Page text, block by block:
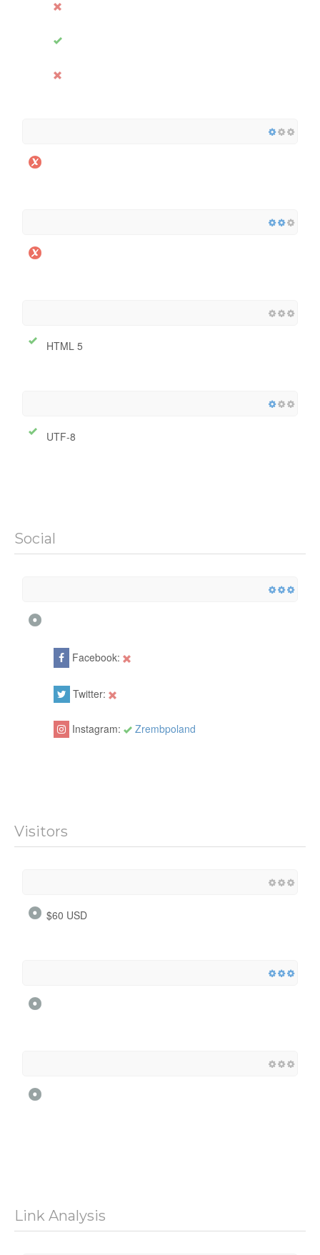
HTML 5
UTF-8
Social
Facebook:
Twitter:
Instagram: Zrembpoland
Visitors
$60 USD
Link Analysis